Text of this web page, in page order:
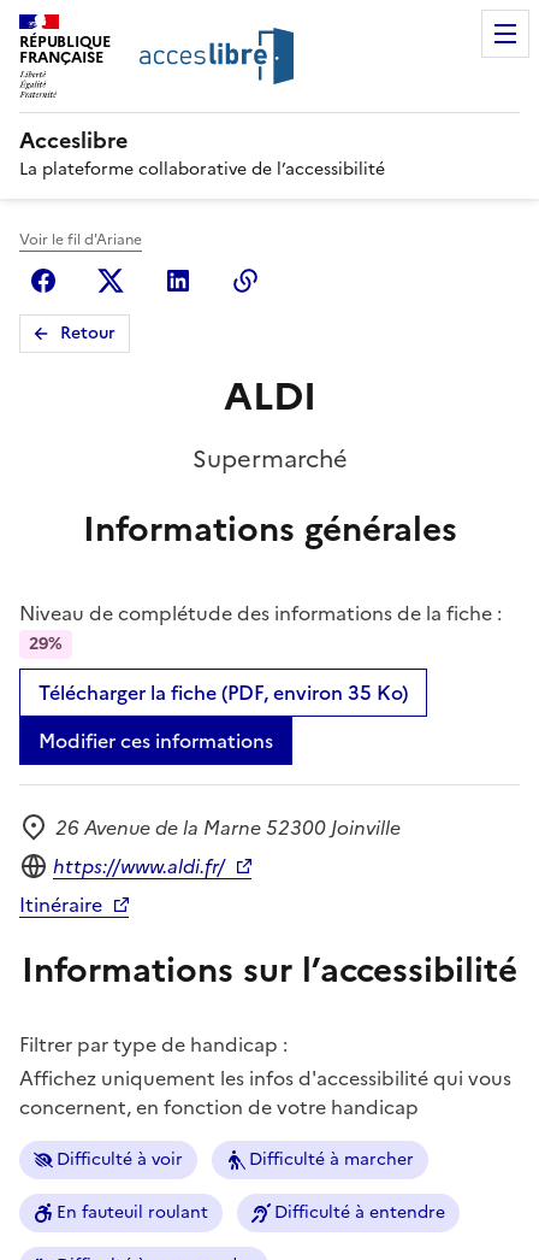
RÉPUBLIQUE
FRANÇAISE
Acceslibre
La plateforme collaborative de l’accessibilité
Voir le fil d'Ariane
FacebookX (anciennement Twitter)
Linkedin
Retour
ALDI
Supermarché
Informations générales
Niveau de complétude des informations de la fiche :
29%
Télécharger la fiche (PDF, environ 35 Ko)
Modifier ces informations
Adresse
26 Avenue de la Marne 52300 Joinville
Site internet
https://www.aldi.fr/
Itinéraire
Informations sur l’accessibilité
Filtrer par type de handicap :
Affichez uniquement les infos d'accessibilité qui vous
concernent, en fonction de votre handicap
Difficulté à voir Difficulté à marcher
En fauteuil roulant Difficulté à entendre